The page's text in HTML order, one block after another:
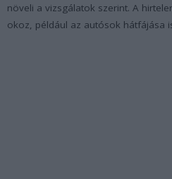
növeli a vizsgálatok szerint. A
okoz, például az autósok hátfájása